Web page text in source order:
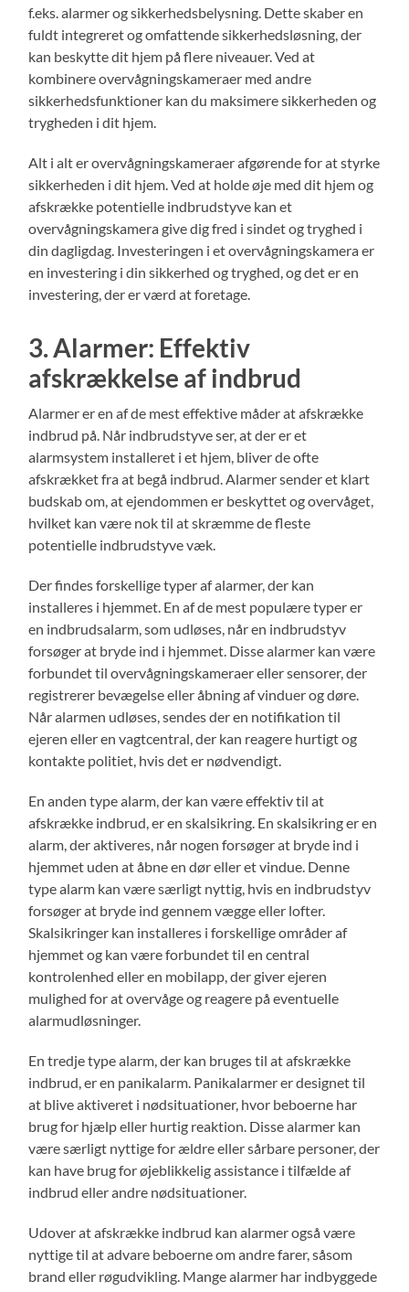
f.eks. alarmer og sikkerhedsbelysning. Dette skaber en
fuldt integreret og omfattende sikkerhedsløsning, der
kan beskytte dit hjem på flere niveauer. Ved at
kombinere overvågningskameraer med andre
sikkerhedsfunktioner kan du maksimere sikkerheden og
trygheden i dit hjem.
Alt i alt er overvågningskameraer afgørende for at styrke
sikkerheden i dit hjem. Ved at holde øje med dit hjem og
afskrække potentielle indbrudstyve kan et
overvågningskamera give dig fred i sindet og tryghed i
din dagligdag. Investeringen i et overvågningskamera er
en investering i din sikkerhed og tryghed, og det er en
investering, der er værd at foretage.
3. Alarmer: Effektiv
afskrækkelse af indbrud
Alarmer er en af de mest effektive måder at afskrække
indbrud på. Når indbrudstyve ser, at der er et
alarmsystem installeret i et hjem, bliver de ofte
afskrækket fra at begå indbrud. Alarmer sender et klart
budskab om, at ejendommen er beskyttet og overvåget,
hvilket kan være nok til at skræmme de fleste
potentielle indbrudstyve væk.
Der findes forskellige typer af alarmer, der kan
installeres i hjemmet. En af de mest populære typer er
en indbrudsalarm, som udløses, når en indbrudstyv
forsøger at bryde ind i hjemmet. Disse alarmer kan være
forbundet til overvågningskameraer eller sensorer, der
registrerer bevægelse eller åbning af vinduer og døre.
Når alarmen udløses, sendes der en notifikation til
ejeren eller en vagtcentral, der kan reagere hurtigt og
kontakte politiet, hvis det er nødvendigt.
En anden type alarm, der kan være effektiv til at
afskrække indbrud, er en skalsikring. En skalsikring er en
alarm, der aktiveres, når nogen forsøger at bryde ind i
hjemmet uden at åbne en dør eller et vindue. Denne
type alarm kan være særligt nyttig, hvis en indbrudstyv
forsøger at bryde ind gennem vægge eller lofter.
Skalsikringer kan installeres i forskellige områder af
hjemmet og kan være forbundet til en central
kontrolenhed eller en mobilapp, der giver ejeren
mulighed for at overvåge og reagere på eventuelle
alarmudløsninger.
En tredje type alarm, der kan bruges til at afskrække
indbrud, er en panikalarm. Panikalarmer er designet til
at blive aktiveret i nødsituationer, hvor beboerne har
brug for hjælp eller hurtig reaktion. Disse alarmer kan
være særligt nyttige for ældre eller sårbare personer, der
kan have brug for øjeblikkelig assistance i tilfælde af
indbrud eller andre nødsituationer.
Udover at afskrække indbrud kan alarmer også være
nyttige til at advare beboerne om andre farer, såsom
brand eller røgudvikling. Mange alarmer har indbyggede